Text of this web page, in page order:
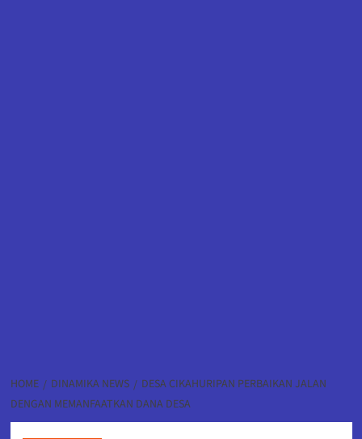
HOME DINAMIKA NEWS
DESA CIKAHURIPAN PERBAIKAN JALAN
DENGAN MEMANFAATKAN DANA DESA